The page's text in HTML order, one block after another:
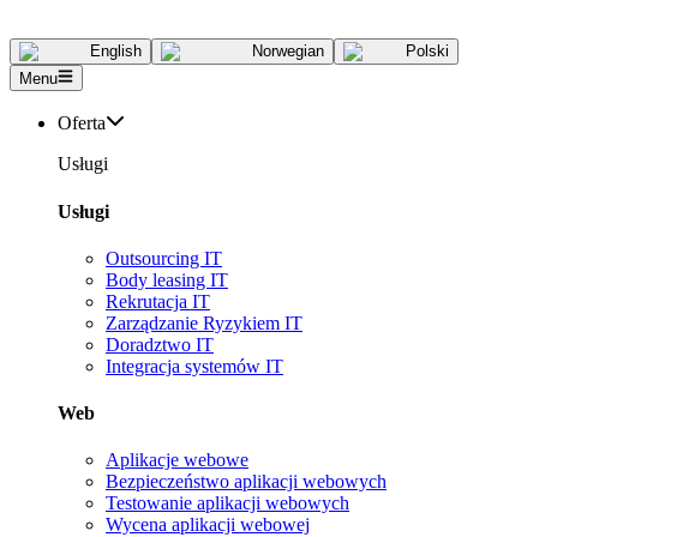
English Norwegian
Polski
Menu
Oferta
Usługi
Usługi
Outsourcing IT
Body leasing IT
Rekrutacja IT
Zarządzanie Ryzykiem IT
Doradztwo IT
Integracja systemów IT
Web
Aplikacje webowe
Bezpieczeństwo aplikacji webowych
Testowanie aplikacji webowych
Wycena aplikacji webowej